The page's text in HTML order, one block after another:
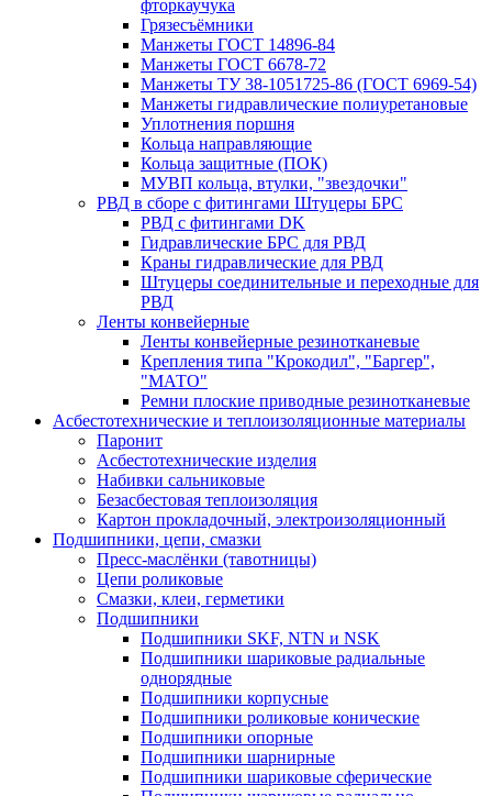
фторкаучука
Грязесъёмники
Манжеты ГОСТ 14896-84
Манжеты ГОСТ 6678-72
Манжеты ТУ 38-1051725-86 (ГОСТ 6969-54)
Манжеты гидравлические полиуретановые
Уплотнения поршня
Кольца направляющие
Кольца защитные (ПОК)
МУВП кольца, втулки, "звездочки"
РВД в сборе с фитингами Штуцеры БРС
РВД с фитингами DK
Гидравлические БРС для РВД
Краны гидравлические для РВД
Штуцеры соединительные и переходные для
РВД
Ленты конвейерные
Ленты конвейерные резинотканевые
Крепления типа "Крокодил", "Баргер",
"МАТО"
Ремни плоские приводные резинотканевые
Асбестотехнические и теплоизоляционные материалы
Паронит
Асбестотехнические изделия
Набивки сальниковые
Безасбестовая теплоизоляция
Картон прокладочный, электроизоляционный
Подшипники, цепи, смазки
Пресс-маслёнки (тавотницы)
Цепи роликовые
Смазки, клеи, герметики
Подшипники
Подшипники SKF, NTN и NSK
Подшипники шариковые радиальные
однорядные
Подшипники корпусные
Подшипники роликовые конические
Подшипники опорные
Подшипники шарнирные
Подшипники шариковые сферические